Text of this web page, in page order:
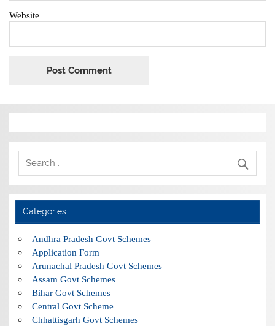
Website
Categories
Andhra Pradesh Govt Schemes
Application Form
Arunachal Pradesh Govt Schemes
Assam Govt Schemes
Bihar Govt Schemes
Central Govt Scheme
Chhattisgarh Govt Schemes